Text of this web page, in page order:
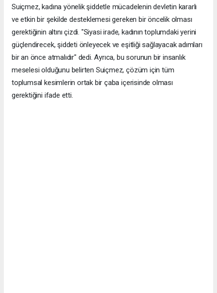
Suiçmez, kadına yönelik şiddetle mücadelenin devletin kararlı
ve etkin bir şekilde desteklemesi gereken bir öncelik olması
gerektiğinin altını çizdi. "Siyasi irade, kadının toplumdaki yerini
güçlendirecek, şiddeti önleyecek ve eşitliği sağlayacak adımları
bir an önce atmalıdır" dedi. Ayrıca, bu sorunun bir insanlık
meselesi olduğunu belirten Suiçmez, çözüm için tüm
toplumsal kesimlerin ortak bir çaba içerisinde olması
gerektiğini ifade etti.